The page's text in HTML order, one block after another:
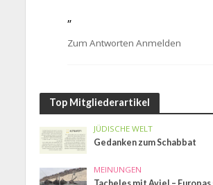
„
Zum Antworten Anmelden
Top Mitgliederartikel
JÜDISCHE WELT
Gedanken zum Schabbat
MEINUNGEN